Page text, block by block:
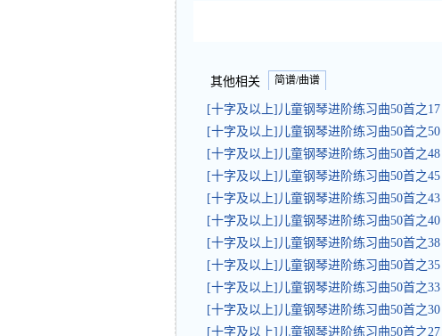
其他相关 简谱/曲谱
[十字及以上]儿童钢琴进阶练习曲50首之17
[十字及以上]儿童钢琴进阶练习曲50首之50
[十字及以上]儿童钢琴进阶练习曲50首之48
[十字及以上]儿童钢琴进阶练习曲50首之45
[十字及以上]儿童钢琴进阶练习曲50首之43
[十字及以上]儿童钢琴进阶练习曲50首之40
[十字及以上]儿童钢琴进阶练习曲50首之38
[十字及以上]儿童钢琴进阶练习曲50首之35
[十字及以上]儿童钢琴进阶练习曲50首之33
[十字及以上]儿童钢琴进阶练习曲50首之30
[十字及以上]儿童钢琴进阶练习曲50首之27